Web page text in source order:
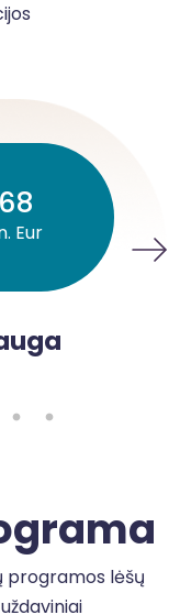
Eur
programos lėšų